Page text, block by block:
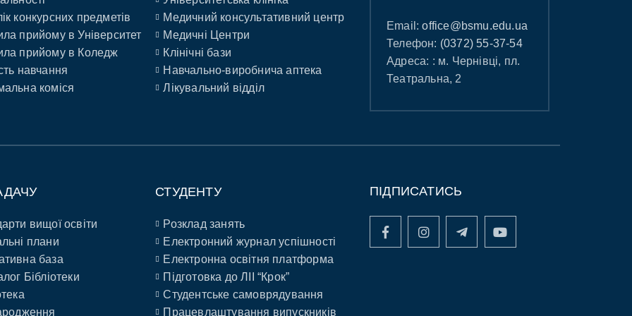
конкурсних предметів
прийому в Університет
прийому в Коледж
навчання
коміся
Медичний консультативний центр
Медичні Центри
Клінічні бази
Навчально-виробнича аптека
Лікувальний відділ
Email:office@bsmu.edu.ua
Телефон: (0372) 55-37-54
Адреса: : м. Чернівці, пл.
Театральна, 2
вищої освіти
плани
база
Бібліотеки
СТУДЕНТУ
Розклад занять
Електронний журнал успішності
Електронна освітня платформа
Підготовка до ЛІІ “Крок”
Студентське самоврядування
Працевлаштування випускників
ПІДПИСАТИСЬ